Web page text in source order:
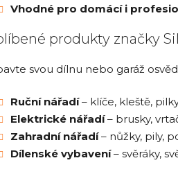
Vhodné pro domácí i
produkty značky
svou dílnu nebo garáž
Ruční nářadí– klíče, kleště,
Elektrické nářadí– brusky,
Zahradní nářadí– nůžky, pily,
Dílenské vybavení– svěráky,